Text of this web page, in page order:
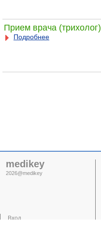
Прием врача (трихолог)
Подробнее
medikey
2026@medikey
Вход